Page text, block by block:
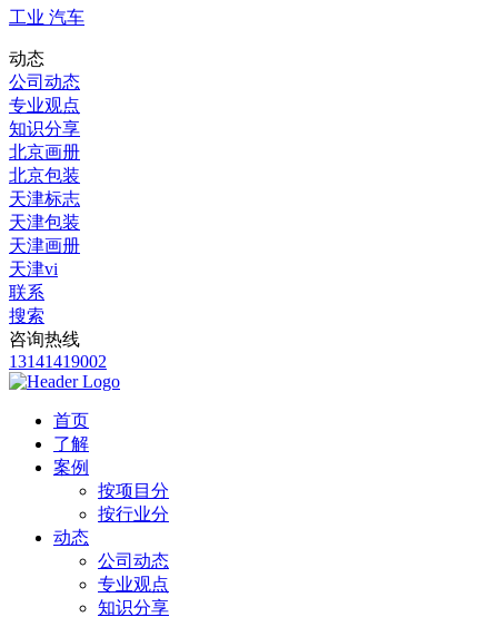
工业 汽车
动态
公司动态
专业观点
知识分享
北京画册
北京包装
天津标志
天津包装
天津画册
天津vi
联系
搜索
咨询热线
13141419002
首页
了解
案例
按项目分
按行业分
动态
公司动态
专业观点
知识分享